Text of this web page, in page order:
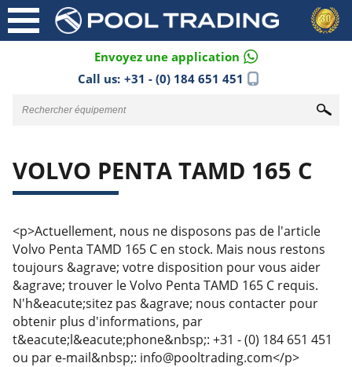
Envoyez une application
Call us: +31 - (0) 184 651 451
VOLVO PENTA TAMD 165 C
<p>Actuellement, nous ne disposons pas de l'article
Volvo Penta TAMD 165 C en stock. Mais nous restons
toujours &agrave; votre disposition pour vous aider
&agrave; trouver le Volvo Penta TAMD 165 C requis.
N'h&eacute;sitez pas &agrave; nous contacter pour
obtenir plus d'informations, par
t&eacute;l&eacute;phone&nbsp;: +31 - (0) 184 651 451
ou par e-mail&nbsp;: info@pooltrading.com</p>